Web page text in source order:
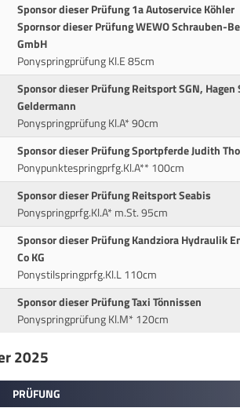
Sponsor dieser Prüfung 1a Autoservice Köhler
Spornsor dieser Prüfung WEWO Schrauben-
GmbH
Ponyspringprüfung Kl.E 85cm
Sponsor dieser Prüfung Reitsport SGN,
Geldermann
Ponyspringprüfung Kl.A* 90cm
Sponsor dieser Prüfung Sportpferde Judith
Ponypunktespringprfg.Kl.A** 100cm
Sponsor dieser Prüfung Reitsport Seabis
Ponyspringprfg.Kl.A* m.St. 95cm
Sponsor dieser Prüfung Kandziora Hydraulik
Co KG
Ponystilspringprfg.Kl.L 110cm
Sponsor dieser Prüfung Taxi Tönnissen
Ponyspringprüfung Kl.M* 120cm
2025
PRÜFUNG